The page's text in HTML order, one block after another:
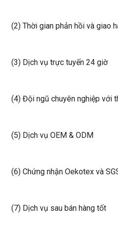
(2) Thời gian phản hồi và giao
(3) Dịch vụ trực tuyến 24 giờ
(4) Đội ngũ chuyên nghiệp với
(5) Dịch vụ OEM & ODM
(6) Chứng nhận Oekotex và
(7) Dịch vụ sau bán hàng tốt